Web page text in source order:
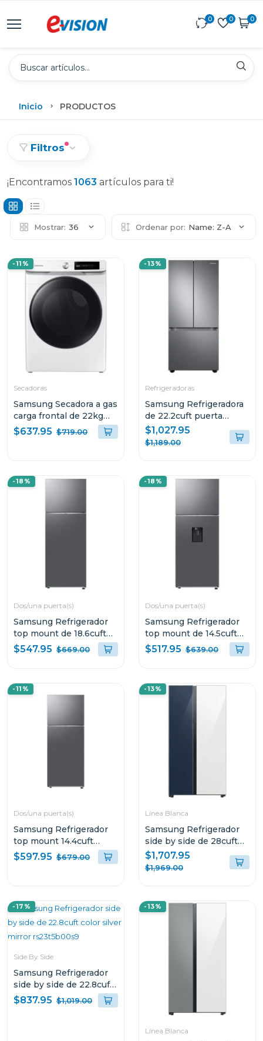
0 0 0
Inicio PRODUCTOS
Filtros
¡Encontramos 1063 artículos para ti!
Mostrar: 36 Ordenar por: Name: Z-A
-11%
Secadoras
Samsung Secadora a gas
carga frontal de 22kg
color blanco
dv22c6370pw
$637.95 $719.00
-13%
Refrigeradoras
Samsung Refrigeradora
de 22.2cuft puerta
francesa con diseño de
puerta plana rf22a4010
$1,027.95
$1,189.00
-18%
Dos/una puerta(s)
Samsung Refrigerador
top mount de 18.6cuft
digital inverter
RT53DG6124S9
$547.95 $669.00
-18%
Dos/una puerta(s)
Samsung Refrigerador
top mount de 14.5cuft
digital inverter
rt42dg6734
$517.95 $639.00
-11%
Dos/una puerta(s)
Samsung Refrigerador
top mount 14.4cuft
RT42DG6634S9
$597.95 $679.00
-13%
Línea Blanca
Samsung Refrigerador
side by side de 28cuft
bespoke con centro de
bebidas rs28cb760a7n
$1,707.95
$1,969.00
-17%
Side By Side
Samsung Refrigerador
side by side de 22.8cuft
color silver mirror
rs23t5b00s9
$837.95 $1,019.00
-13%
Línea Blanca